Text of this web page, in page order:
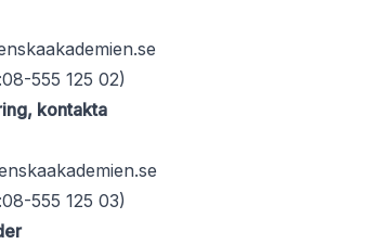
555 125 02)
kontakta
555 125 03)